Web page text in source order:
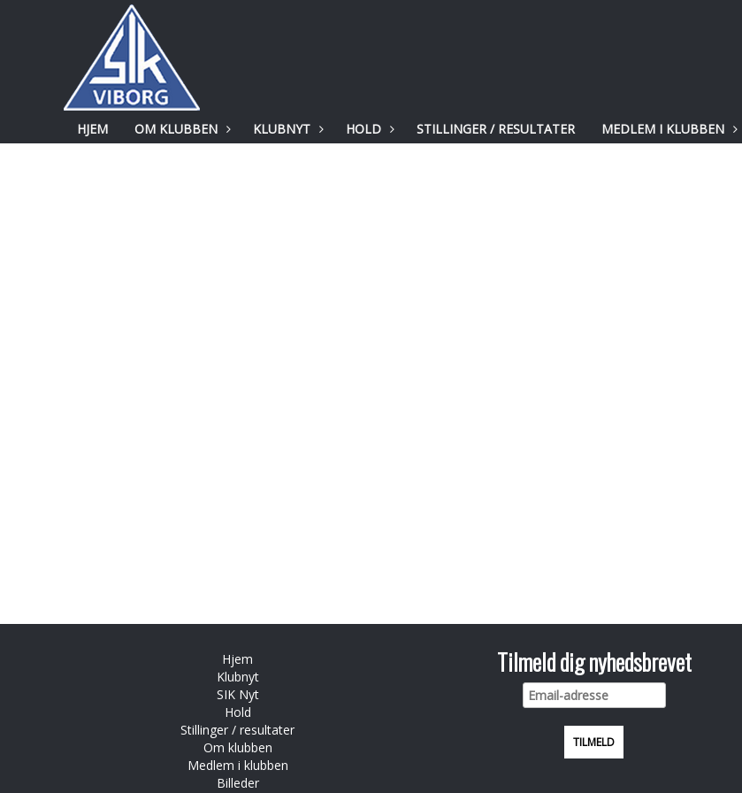
HJEM OM KLUBBEN KLUBNYT HOLD STILLINGER / RESULTATER MEDLEM I KLUBBEN
Hjem
Klubnyt
SIK Nyt
Hold
Stillinger / resultater
Om klubben
Medlem i klubben
Billeder
Tilmeld dig nyhedsbrevet